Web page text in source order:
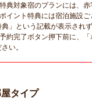
典対象宿のプランには、赤
イント特典には宿泊施設
典」という記載が表示され
約完了ボタン押下前に、
い。
タイプ